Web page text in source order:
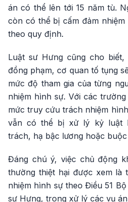
án có thể lên tới 15 năm tù.
còn có thể bị cấm đảm
theo quy định.
Luật sư Hưng cũng cho
đồng phạm, cơ quan tố tụng
mức độ tham gia của từng
nhiệm hình sự. Với các
mức truy cứu trách nhiệm
vẫn có thể bị xử lý kỷ luật
trách, hạ bậc lương hoặc
Đáng chú ý, việc chủ động
thường thiệt hại được xem là
nhiệm hình sự theo Điều 51
sư Hưng, trong xử lý các vụ